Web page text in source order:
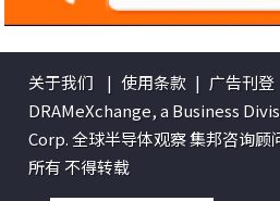
关于我们 | 使用条款 | 广告刊登
DRAMeXchange, a Business
Corp. 全球半导体观察 集邦咨询顾
所有 不得转载